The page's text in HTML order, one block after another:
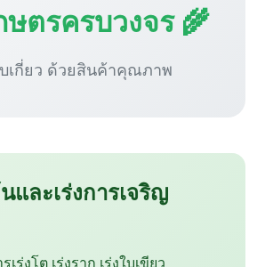
ตรครบวงจร 🌾
เกี่ยว ด้วยสินค้าคุณภาพ
ละเร่งการเจริญ
งโต เร่งราก เร่งใบเขียว